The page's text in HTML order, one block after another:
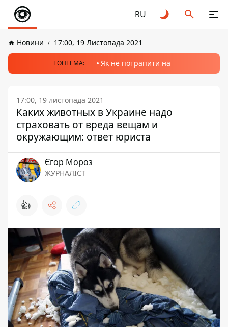
RU
Новини 17:00, 19 Листопада 2021
ТОПТЕМА: Як не потрапити на
17:00, 19 листопада 2021
Каких животных в Украине надо
страховать от вреда вещам и
окружающим: ответ юриста
Єгор Мороз
ЖУРНАЛІСТ
👍